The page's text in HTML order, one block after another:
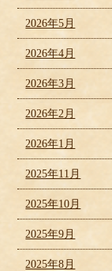
2026年5月
2026年4月
2026年3月
2026年2月
2026年1月
2025年11月
2025年10月
2025年9月
2025年8月